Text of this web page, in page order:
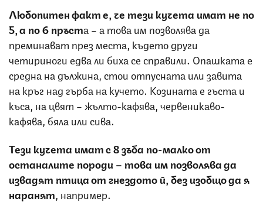
Любопитен факт е, че тези кучета имат не по
5, а по 6 пръста – а това им позволява да
преминават през места, където други
четириноги едва ли биха се справили. Опашката е
средна на дължина, стои отпусната или завита
на кръг над гърба на кучето. Козината е гъста и
къса, на цвят – жълто-кафява, червеникаво-
кафява, бяла или сива.
Тези кучета имат с 8 зъба по-малко от
останалите породи – това им позволява да
извадят птица от гнездото й, без изобщо да я
наранят , например.